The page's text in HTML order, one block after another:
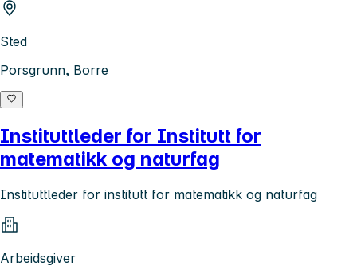
Sted
Porsgrunn, Borre
Instituttleder for Institutt for
matematikk og naturfag
Instituttleder for institutt for matematikk og naturfag
Arbeidsgiver